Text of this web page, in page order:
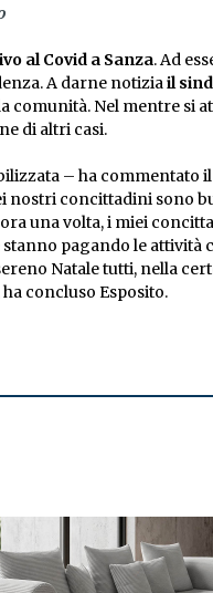
al Covid a Sanza. Ad
A darne notiziail
comunità. Nel mentre
di altri casi.
– ha
nostri concittadini sono
una volta, i miei
pagando le attività
Natale tutti, nella
concluso Esposito.